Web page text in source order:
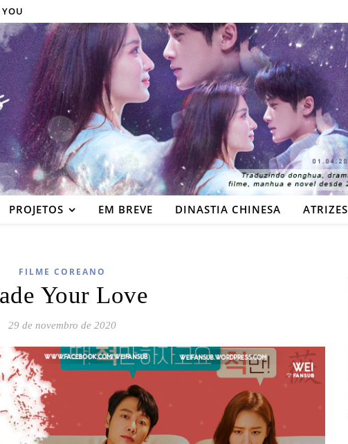
YOU
PROJETOS EM BREVE DINASTIA CHINESA ATRIZES
FILME COREANO
Your Love
29 de novembro de 2020